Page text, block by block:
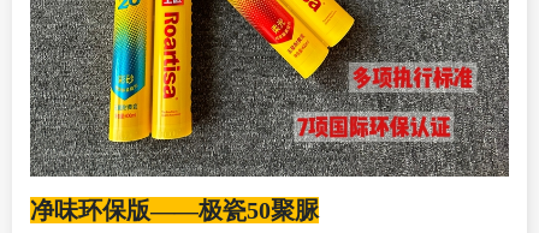
净味环保版——极瓷50聚脲